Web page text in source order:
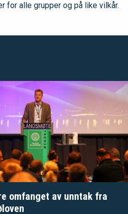
for alle grupper og på like vilkår.
omfanget av unntak fra